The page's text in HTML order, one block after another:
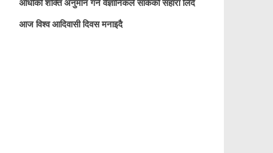
आँधीको शक्ति अनुमान गर्न वैज्ञानिकले सार्कको सहारा लिँदै
आज विश्व आदिवासी दिवस मनाइदै